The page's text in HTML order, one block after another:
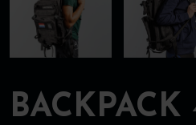
BACKPACK